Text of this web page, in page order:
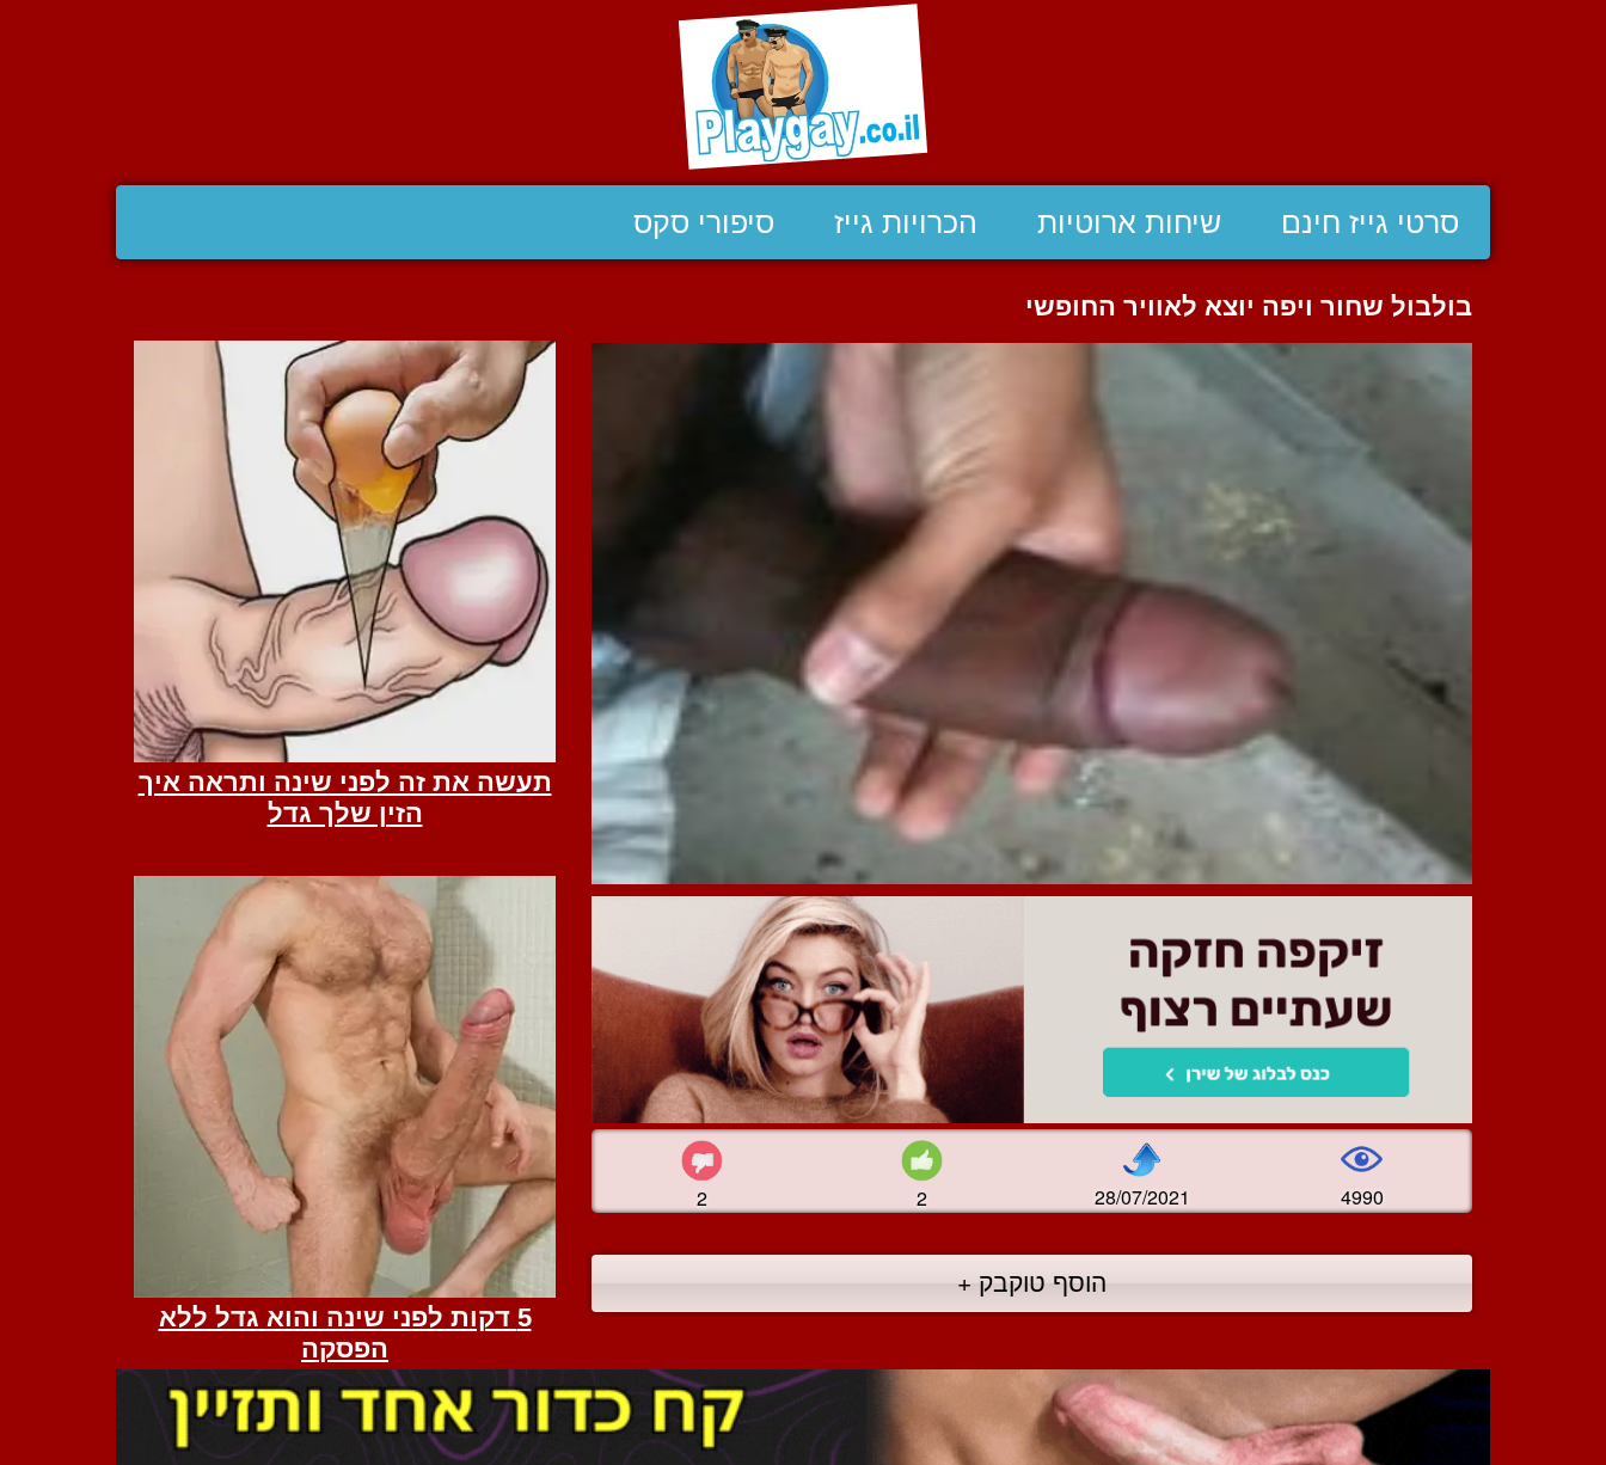
סרטי גייז חינם שיחות ארוטיות הכרויות גייז סיפורי סקס
בולבול שחור ויפה יוצא לאוויר החופשי
2 2 28/07/2021 4990
הוסף טוקבק +